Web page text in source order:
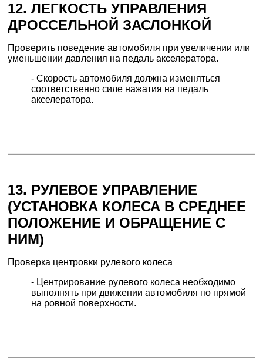
12. ЛЕГКОСТЬ УПРАВЛЕНИЯ
ДРОССЕЛЬНОЙ ЗАСЛОНКОЙ
Проверить поведение автомобиля при увеличении или
уменьшении давления на педаль акселератора.
- Скорость автомобиля должна изменяться
соответственно силе нажатия на педаль
акселератора.
13. РУЛЕВОЕ УПРАВЛЕНИЕ
(УСТАНОВКА КОЛЕСА В СРЕДНЕЕ
ПОЛОЖЕНИЕ И ОБРАЩЕНИЕ С
НИМ)
Проверка центровки рулевого колеса
- Центрирование рулевого колеса необходимо
выполнять при движении автомобиля по прямой
на ровной поверхности.